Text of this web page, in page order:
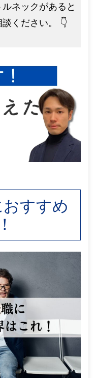
ネックがあると
ください。 👇
すすめ